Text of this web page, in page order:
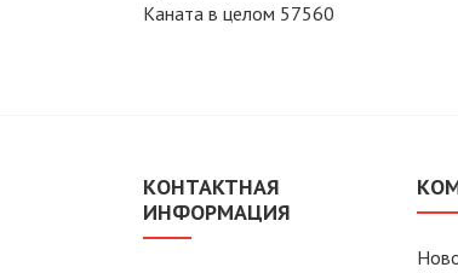
Каната в целом 57560
КОНТАКТНАЯ
ИНФОРМАЦИЯ